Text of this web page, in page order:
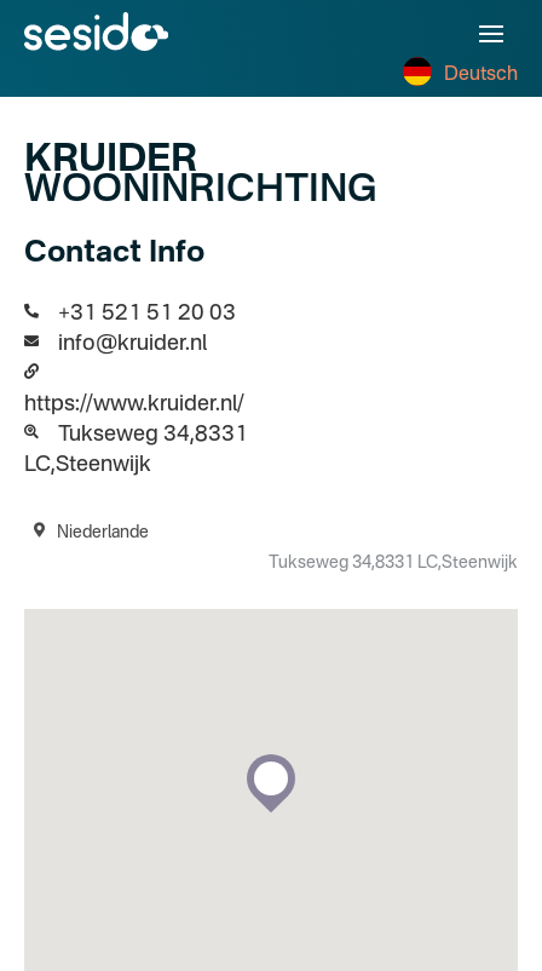
Deutsch
KRUIDER
WOONINRICHTING
Contact Info
+31 521 51 20 03
info@kruider.nl
https://www.kruider.nl/
Tukseweg 34,8331
LC,Steenwijk
Niederlande
Tukseweg 34,8331 LC,Steenwijk